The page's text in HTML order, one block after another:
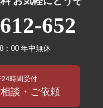
652
：00 年中無休
24時間受付
談・ご依頼